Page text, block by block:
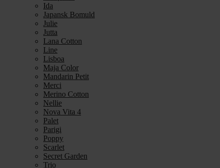
Ida
Japansk Bomuld
Julie
Jutta
Lana Cotton
Line
Lisboa
Maja Color
Mandarin Petit
Merci
Merino Cotton
Nellie
Nova Vita 4
Palet
Parigi
Poppy
Scarlet
Secret Garden
Trio